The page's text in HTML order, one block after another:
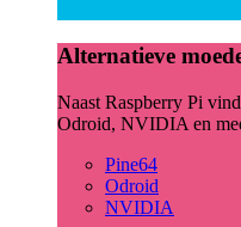
Alternatieve
Naast Raspberry Pi
Odroid, NVIDIA en
Pine64
Odroid
NVIDIA